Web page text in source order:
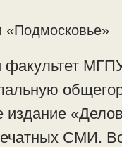
«Подмосковье»
факультет
издание
СМИ.